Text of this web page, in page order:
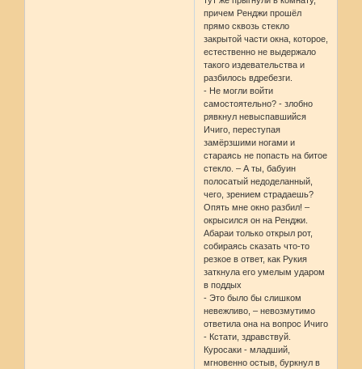
причем Ренджи прошёл
прямо сквозь стекло
закрытой части окна, которое,
естественно не выдержало
такого издевательства и
разбилось вдребезги.
- Не могли войти
самостоятельно? - злобно
рявкнул невыспавшийся
Ичиго, переступая
замёрзшими ногами и
стараясь не попасть на битое
стекло. – А ты, бабуин
полосатый недоделанный,
чего, зрением страдаешь?
Опять мне окно разбил! –
окрысился он на Ренджи.
Абараи только открыл рот,
собираясь сказать что-то
резкое в ответ, как Рукия
заткнула его умелым ударом
в поддых
- Это было бы слишком
невежливо, – невозмутимо
ответила она на вопрос Ичиго
- Кстати, здравствуй.
Куросаки - младший,
мгновенно остыв, буркнул в